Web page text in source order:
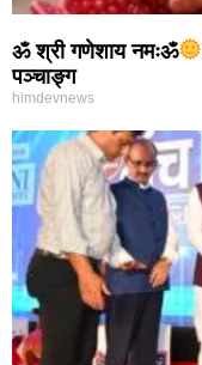
ॐ श्री गणेशाय नमःॐ
पञ्चाङ्ग
himdevnews